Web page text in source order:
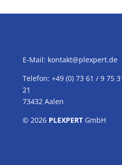
E-Mail: kontakt@plexpert.de
Telefon: +49 (0) 73 61 / 9 75
21
73432 Aalen
© 2026 PLEXPERTGmbH